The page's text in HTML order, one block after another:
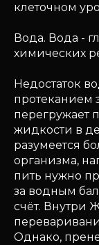
клеточном
Вода. Вода -
химических
Недостаток
протеканием
перегружает
жидкости в
разумеется
организма,
пить нужно
за водным
счёт. Внутри
Однако,